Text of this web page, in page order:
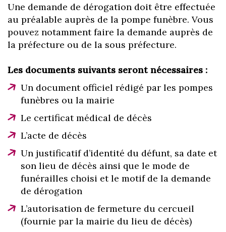
Une demande de dérogation doit être effectuée
au préalable auprès de la pompe funèbre. Vous
pouvez notamment faire la demande auprès de
la préfecture ou de la sous préfecture.
Les documents suivants seront nécessaires :
Un document officiel rédigé par les pompes
funèbres ou la mairie
Le certificat médical de décès
L’acte de décès
Un justificatif d’identité du défunt, sa date et
son lieu de décès ainsi que le mode de
funérailles choisi et le motif de la demande
de dérogation
L’autorisation de fermeture du cercueil
(fournie par la mairie du lieu de décès)